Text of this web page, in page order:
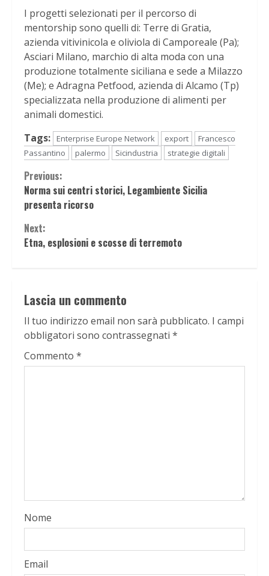
I progetti selezionati per il percorso di
mentorship sono quelli di: Terre di Gratia,
azienda vitivinicola e oliviola di Camporeale (Pa);
Asciari Milano, marchio di alta moda con una
produzione totalmente siciliana e sede a Milazzo
(Me); e Adragna Petfood, azienda di Alcamo (Tp)
specializzata nella produzione di alimenti per
animali domestici.
Tags:
Enterprise Europe Network export
Francesco
Passantino
palermo Sicindustria strategie digitali
Continue
Reading
Previous:
Norma sui centri storici, Legambiente Sicilia
presenta ricorso
Next:
Etna, esplosioni e scosse di terremoto
Lascia un commento
Il tuo indirizzo email non sarà pubblicato. I campi
obbligatori sono contrassegnati *
Commento *
Nome
Email